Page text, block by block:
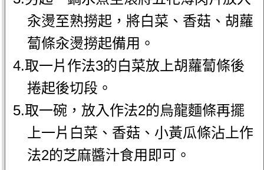
汆燙至熟撈起，將白菜、香菇、胡蘿
蔔條汆燙撈起備用。
4.取一片作法3的白菜放上胡蘿蔔條後
捲起後切段。
5.取一碗，放入作法2的烏龍麵條再擺
上一片白菜、香菇、小黃瓜條沾上作
法2的芝麻醬汁食用即可。